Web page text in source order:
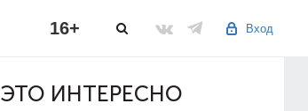
Вход
16+
ЭТО ИНТЕРЕСНО